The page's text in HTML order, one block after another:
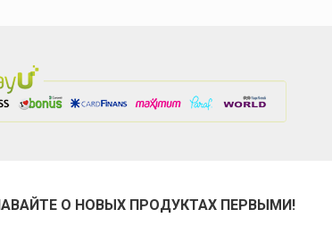
О НОВЫХ ПРОДУКТАХ ПЕРВЫМИ!